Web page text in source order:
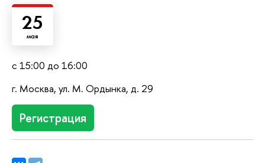
25
мая
с 15:00 до 16:00
г. Москва, ул. М. Ордынка, д. 29
Регистрация